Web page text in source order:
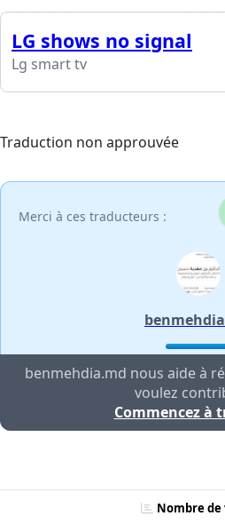
LG shows no signal
Lg smart tv
Traduction non approuvée
Merci à ces traducteurs :
benmehdia.md nous aide à
voulez
Commencez à
Nombre de